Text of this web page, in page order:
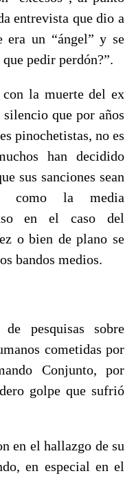
entrevista que dio a
era un “ángel” y se
pedir perdón?”.
con la muerte del ex
que por años
pinochetistas, no es
han decidido
sus sanciones sean
como la media
en el caso del
o bien de plano se
bandos medios.
pesquisas sobre
cometidas por
Conjunto, por
golpe que sufrió
en el hallazgo de su
en especial en el